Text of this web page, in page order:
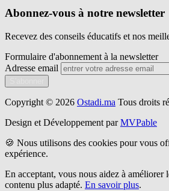
Abonnez-vous à notre newsletter
Recevez des conseils éducatifs et nos
Formulaire d'abonnement à la newsletter
Adresse email
Copyright © 2026 Ostadi.ma Tous droits
Design et Développement par MVPable
🍪 Nous utilisons des cookies pour vous
expérience.
En acceptant, vous nous aidez à améliorer
contenu plus adapté. En savoir plus.